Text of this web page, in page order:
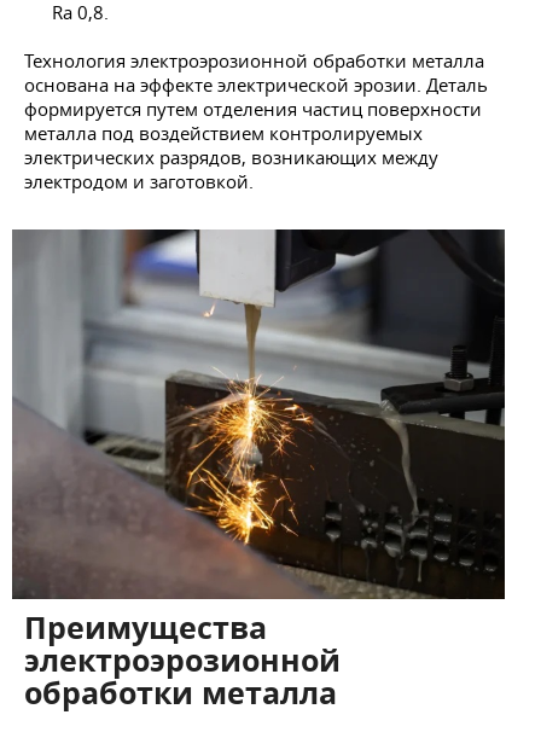
Ra 0,8.
Технология электроэрозионной обработки металла
основана на эффекте электрической эрозии. Деталь
формируется путем отделения частиц поверхности
металла под воздействием контролируемых
электрических разрядов, возникающих между
электродом и заготовкой.
Преимущества
электроэрозионной
обработки металла